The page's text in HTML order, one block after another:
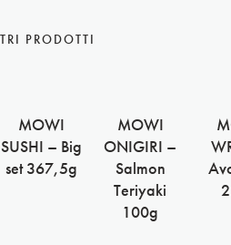
PRODOTTI
MOWI
SUSHI – Big
set 367,5g
MOWI
ONIGIRI –
Salmon
Teriyaki
100g